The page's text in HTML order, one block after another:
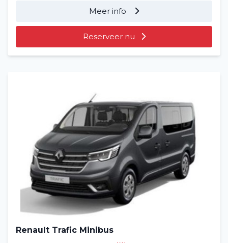
Meer info
Reserveer nu
Renault Trafic Minibus